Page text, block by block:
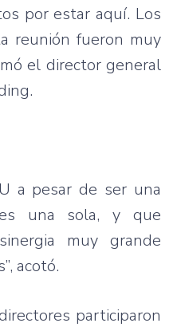
por estar aquí. Los
reunión fueron muy
el director general
a pesar de ser una
es una sola, y que
muy grande
acotó.
participaron